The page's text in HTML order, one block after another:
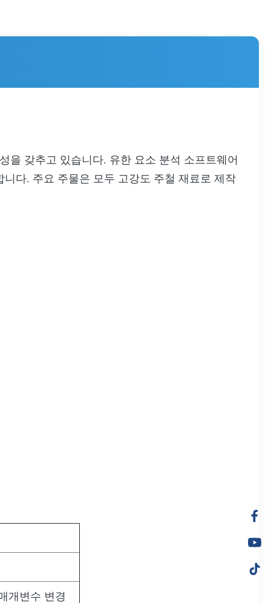
을 갖추고 있습니다. 유한 요소 분석 소프트웨어
다. 주요 주물은 모두 고강도 주철 재료로 제작
개변수 변경